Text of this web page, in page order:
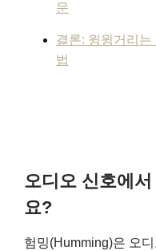
문
결론: 윙윙거리
법
오디오 신호에
요?
험밍(Humming)은 오